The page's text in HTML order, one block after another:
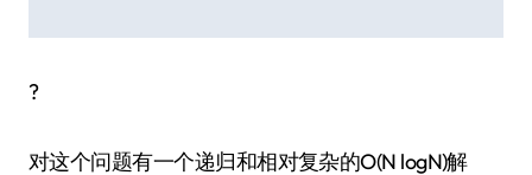
?
对这个问题有一个递归和相对复杂的O(N logN)解